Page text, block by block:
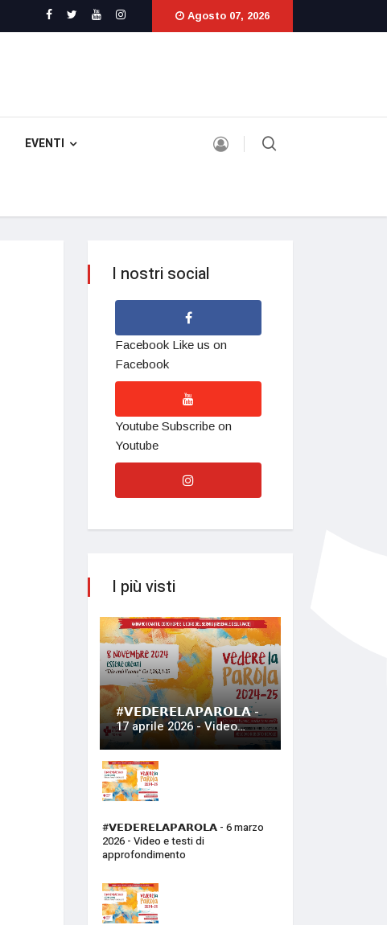
Agosto 07, 2026
EVENTI
I nostri social
Facebook Like us on
Facebook
Youtube Subscribe on
Youtube
I più visti
#𝗩𝗘𝗗𝗘𝗥𝗘𝗟𝗔𝗣𝗔𝗥𝗢𝗟𝗔 -
17 aprile 2026 - Video…
#𝗩𝗘𝗗𝗘𝗥𝗘𝗟𝗔𝗣𝗔𝗥𝗢𝗟𝗔 - 6 marzo
2026 - Video e testi di
approfondimento